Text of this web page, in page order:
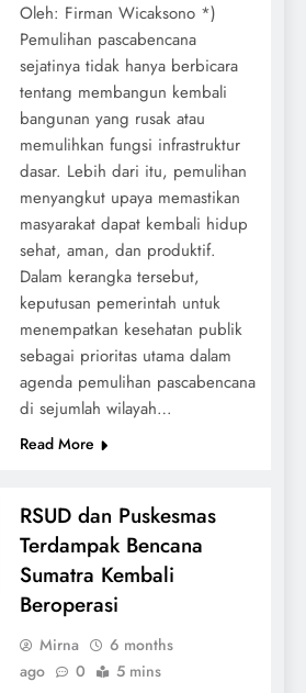
Oleh: Firman Wicaksono *)
Pemulihan pascabencana
sejatinya tidak hanya berbicara
tentang membangun kembali
bangunan yang rusak atau
memulihkan fungsi infrastruktur
dasar. Lebih dari itu, pemulihan
menyangkut upaya memastikan
masyarakat dapat kembali hidup
sehat, aman, dan produktif.
Dalam kerangka tersebut,
keputusan pemerintah untuk
menempatkan kesehatan publik
sebagai prioritas utama dalam
agenda pemulihan pascabencana
di sejumlah wilayah…
Read More
RSUD dan Puskesmas
Terdampak Bencana
Sumatra Kembali
Beroperasi
Mirna
6 months
ago
0 5 mins